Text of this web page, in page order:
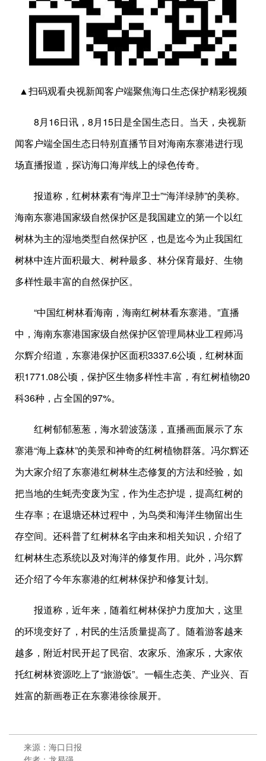
▲扫码观看央视新闻客户端聚焦海口生态保护精彩视频
8月16日讯，8月15日是全国生态日。当天，央视新
闻客户端全国生态日特别直播节目对海南东寨港进行现
场直播报道，探访海口海岸线上的绿色传奇。
报道称，红树林素有“海岸卫士”“海洋绿肺”的美称。
海南东寨港国家级自然保护区是我国建立的第一个以红
树林为主的湿地类型自然保护区，也是迄今为止我国红
树林中连片面积最大、树种最多、林分保育最好、生物
多样性最丰富的自然保护区。
“中国红树林看海南，海南红树林看东寨港。”直播
中，海南东寨港国家级自然保护区管理局林业工程师冯
尔辉介绍道，东寨港保护区面积3337.6公顷，红树林面
积1771.08公顷，保护区生物多样性丰富，有红树植物20
科36种，占全国的97%。
红树郁郁葱葱，海水碧波荡漾，直播画面展示了东
寨港“海上森林”的美景和神奇的红树植物群落。冯尔辉还
为大家介绍了东寨港红树林生态修复的方法和经验，如
把当地的生蚝壳变废为宝，作为生态护堤，提高红树的
生存率；在退塘还林过程中，为鸟类和海洋生物留出生
存空间。还科普了红树林名字由来和相关知识，介绍了
红树林生态系统以及对海洋的修复作用。此外，冯尔辉
还介绍了今年东寨港的红树林保护和修复计划。
报道称，近年来，随着红树林保护力度加大，这里
的环境变好了，村民的生活质量提高了。随着游客越来
越多，附近村民开起了民宿、农家乐、渔家乐，大家依
托红树林资源吃上了“旅游饭”。一幅生态美、产业兴、百
姓富的新画卷正在东寨港徐徐展开。
来源：海口日报